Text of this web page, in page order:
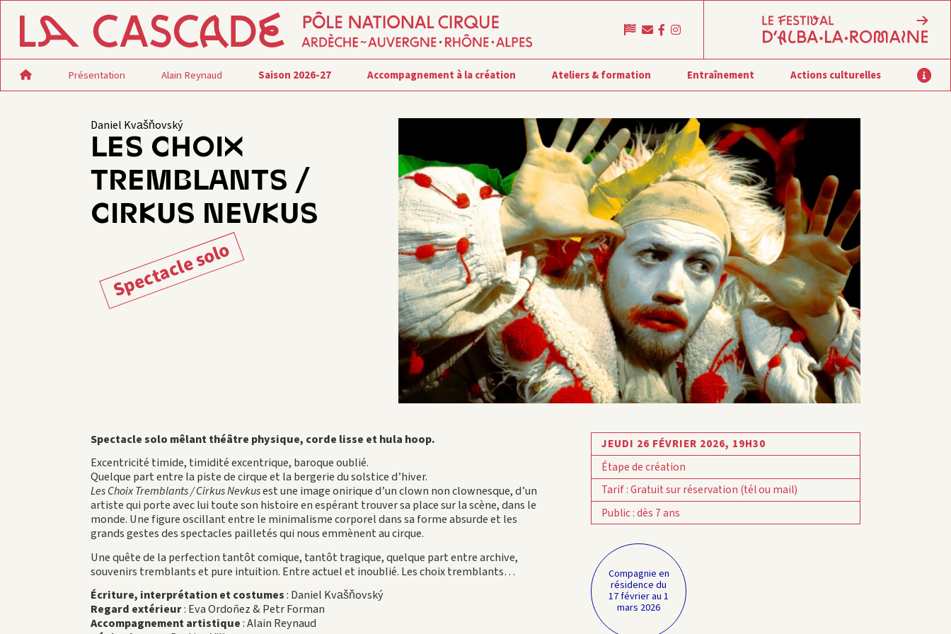
Présentation Alain Reynaud Saison 2026-27 Accompagnement à la création Ateliers & formation Entraînement Actions culturelles
Daniel Kvašňovský
LES CHOIX
TREMBLANTS /
CIRKUS NEVKUS
Spectacle solo
Spectacle solo mêlant théâtre physique, corde lisse et hula hoop.
Excentricité timide, timidité excentrique, baroque oublié.
Quelque part entre la piste de cirque et la bergerie du solstice d’hiver.
Les Choix Tremblants / Cirkus Nevkusest une image onirique d’un clown non clownesque, d’un
artiste qui porte avec lui toute son histoire en espérant trouver sa place sur la scène, dans le
monde. Une figure oscillant entre le minimalisme corporel dans sa forme absurde et les
grands gestes des spectacles pailletés qui nous emmènent au cirque.
Une quête de la perfection tantôt comique, tantôt tragique, quelque part entre archive,
souvenirs tremblants et pure intuition. Entre actuel et inoublié. Les choix tremblants…
Écriture, interprétation et costumes: Daniel Kvašňovský
Regard extérieur: Eva Ordoñez & Petr Forman
Accompagnement artistique: Alain Reynaud
JEUDI 26 FÉVRIER 2026, 19H30
Étape de création
Tarif:Gratuit sur réservation (tél ou mail)
Public:dès 7 ans
Compagnie en
résidence du
17 février au 1
mars 2026